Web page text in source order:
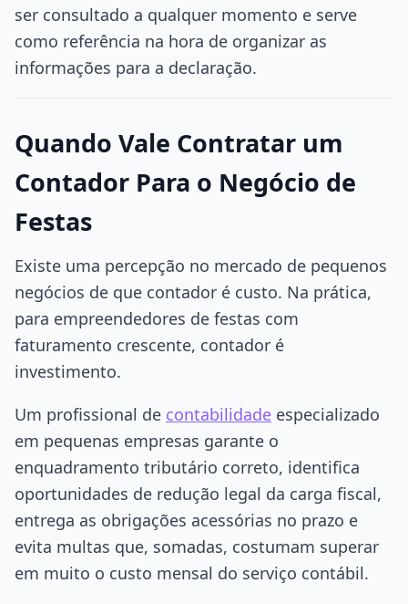
ser consultado a qualquer momento e serve
como referência na hora de organizar as
informações para a declaração.
Quando Vale Contratar um
Contador Para o Negócio de
Festas
Existe uma percepção no mercado de pequenos
negócios de que contador é custo. Na prática,
para empreendedores de festas com
faturamento crescente, contador é
investimento.
Um profissional de contabilidade especializado
em pequenas empresas garante o
enquadramento tributário correto, identifica
oportunidades de redução legal da carga fiscal,
entrega as obrigações acessórias no prazo e
evita multas que, somadas, costumam superar
em muito o custo mensal do serviço contábil.